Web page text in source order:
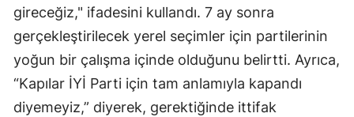
gireceğiz," ifadesini kullandı. 7 ay sonra
gerçekleştirilecek yerel seçimler için partilerinin
yoğun bir çalışma içinde olduğunu belirtti. Ayrıca,
“Kapılar İYİ Parti için tam anlamıyla kapandı
diyemeyiz,” diyerek, gerektiğinde ittifak